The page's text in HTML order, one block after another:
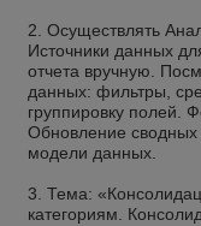
2. Осуществлять
Источники данных
отчета вручную.
данных: фильтры,
группировку полей.
Обновление сводных
модели данных.
3. Тема:
категориям.